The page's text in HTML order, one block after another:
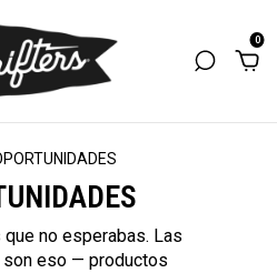
0
no esperabas. Las
eso — productos